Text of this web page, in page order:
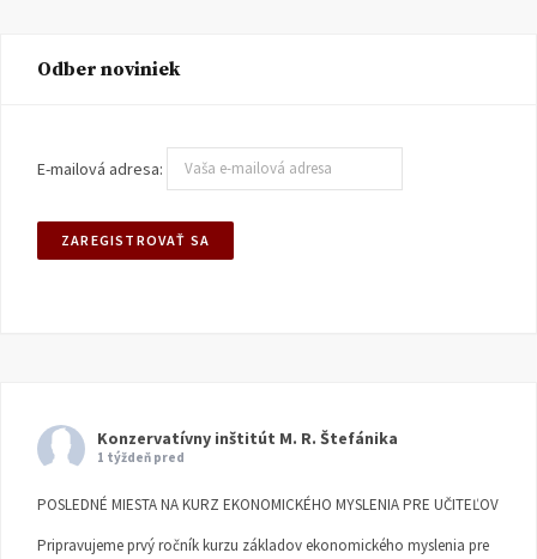
Odber noviniek
E-mailová adresa:
Konzervatívny inštitút M. R. Štefánika
1 týždeň pred
POSLEDNÉ MIESTA NA KURZ EKONOMICKÉHO MYSLENIA PRE UČITEĽOV
Pripravujeme prvý ročník kurzu základov ekonomického myslenia pre